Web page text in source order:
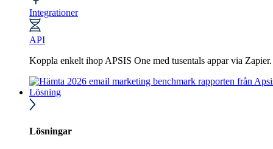
Integrationer
API
Koppla enkelt ihop APSIS One med tusentals appar via Zapier.
Lösning
Lösningar